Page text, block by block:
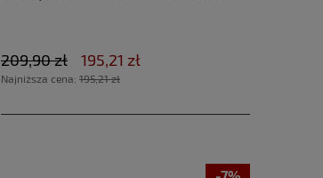
195,21 zł
209,90 zł
Najniższa cena: 195,21 zł